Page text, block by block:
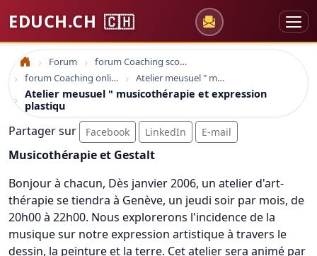
EDUCH.CH 🇨🇭
Accueil Forum
forum Coaching scolaire
forum Coaching online formation professionelle emploi education
Atelier meusuel " musicothérapie et expression plastiqu
Atelier meusuel " musicothérapie et expression
plastiqu
Partager sur Facebook LinkedIn E-mail
Musicothérapie et Gestalt
Bonjour à chacun, Dès janvier 2006, un atelier d'art-
thérapie se tiendra à Genève, un jeudi soir par mois, de
20h00 à 22h00. Nous explorerons l'incidence de la
musique sur notre expression artistique à travers le
dessin, la peinture et la terre. Cet atelier sera animé par